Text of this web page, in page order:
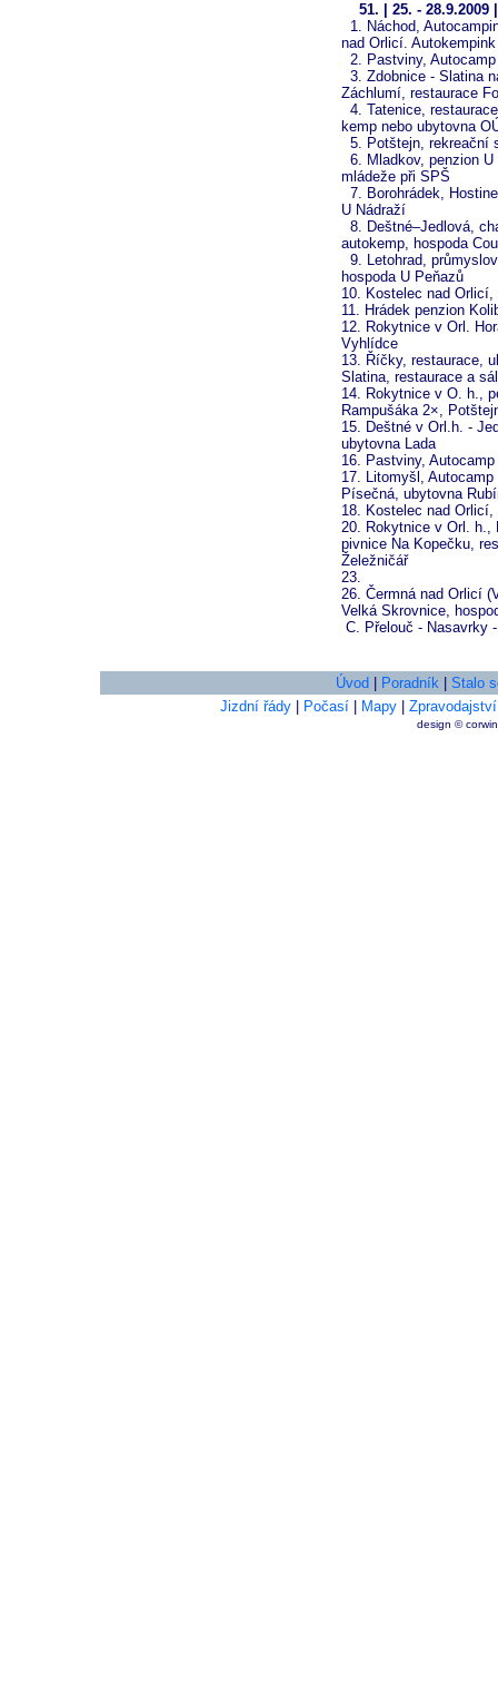
51. | 25. -
1. Náchod,
nad Orlicí.
2. Pastviny,
3. Zdobnice - Slatina
Záchlumí, restaurace
4. Tatenice,
kemp nebo ubytovna
5. Potštejn, rekreační
6. Mladkov, penzion
mládeže při SPŠ
7. Borohrádek,
U Nádraží
8. Deštné–Jedlová,
autokemp, hospoda
9. Letohrad,
hospoda U Peňazů
10. Kostelec nad
11. Hrádek penzion
12. Rokytnice v Orl.
Vyhlídce
13. Říčky, restaurace,
Slatina, restaurace a
14. Rokytnice v O. h.,
Rampušáka 2×,
15. Deštné v Orl.h. -
ubytovna Lada
16. Pastviny,
17. Litomyšl,
Písečná, ubytovna
18. Kostelec nad
20. Rokytnice v Orl. h.,
pivnice Na Kopečku,
Želežničář
23.
26. Čermná nad Orlicí
Velká Skrovnice,
C. Přelouč - Nasavrky
Úvod Poradník
Stalo
Jizdní řády
Počasí Mapy Zpravodajství
design ©